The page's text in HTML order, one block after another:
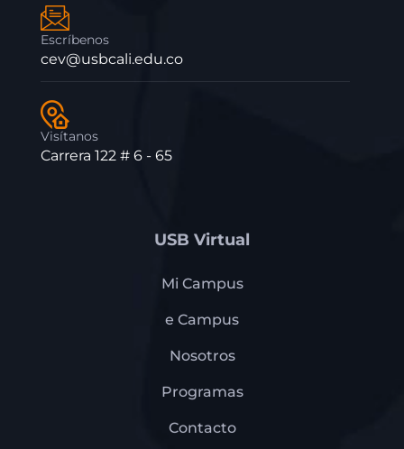
Escríbenos
cev@usbcali.edu.co
Visítanos
Carrera 122 # 6 - 65
USB Virtual
Mi Campus
e Campus
Nosotros
Programas
Contacto